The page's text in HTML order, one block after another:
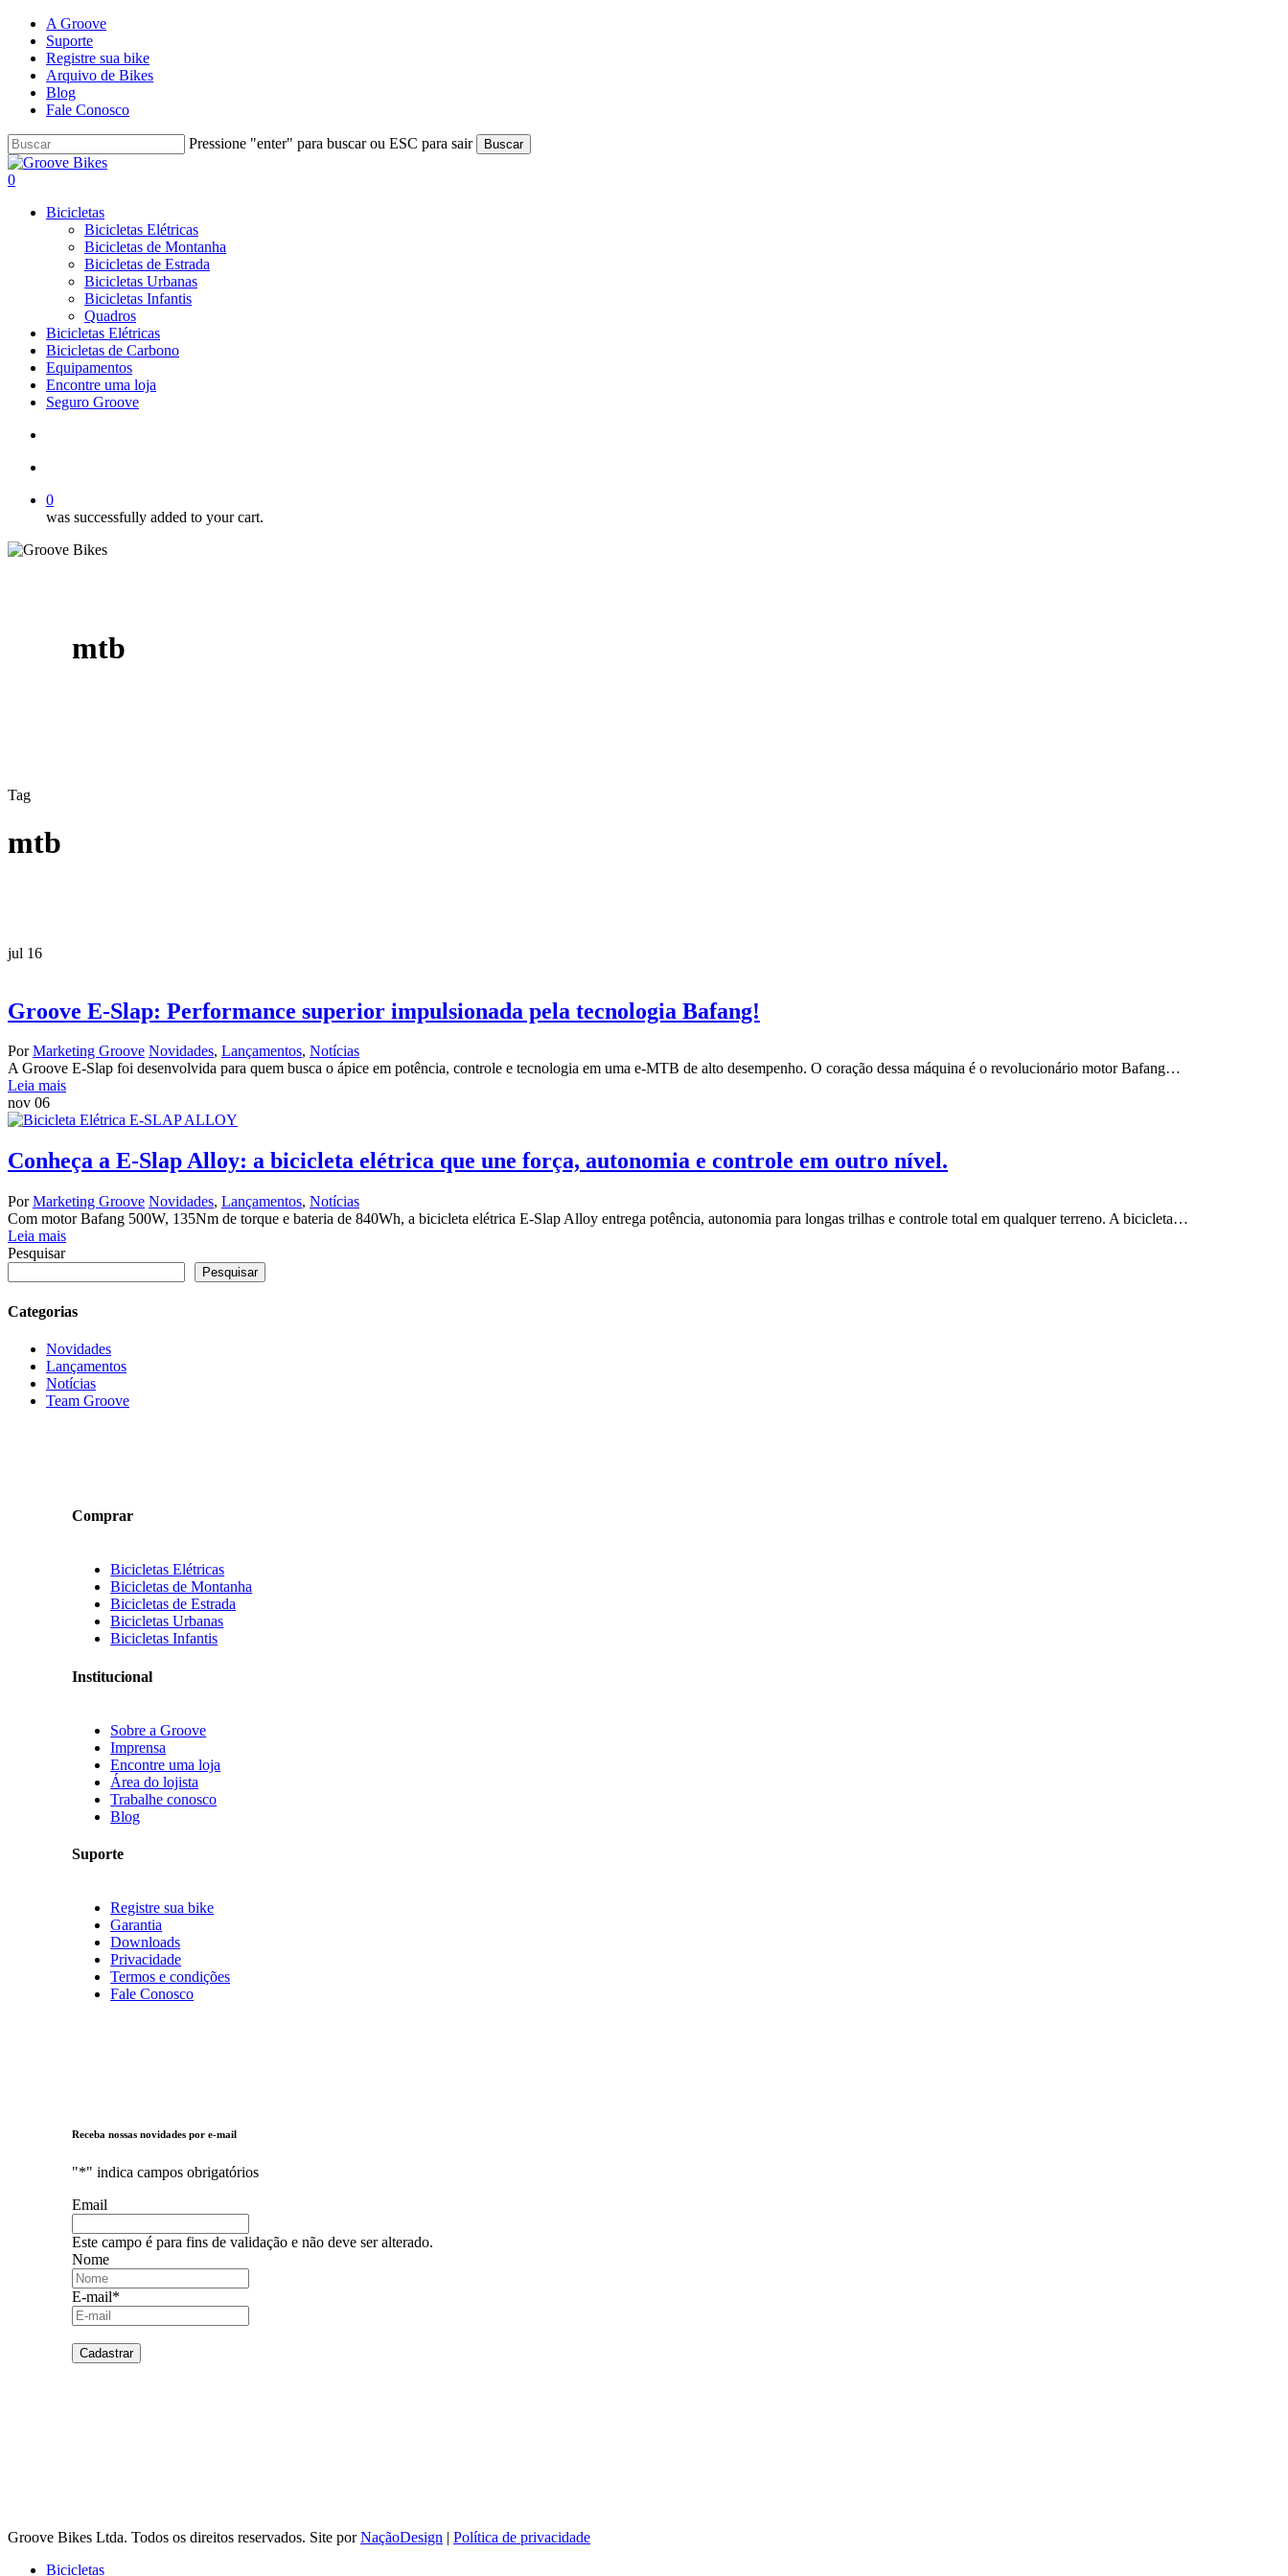
Skip
main
content
A Groove
Suporte
Registre sua bike
Arquivo de Bikes
Blog
Fale Conosco
Pressione "enter" para buscar ou ESC para sair Buscar
Close
Search
Buscar..
account
0
Bicicletas
Bicicletas Elétricas
Bicicletas de Montanha
Bicicletas de Estrada
Bicicletas Urbanas
Bicicletas Infantis
Quadros
Bicicletas Elétricas
Bicicletas de Carbono
Equipamentos
Encontre uma loja
Seguro Groove
0
was successfully added to your cart.
mtb
Tag
mtb
jul 16
Groove E-Slap: Performance superior impulsionada pela tecnologia Bafang!
Por Marketing Groove Novidades, Lançamentos, Notícias
A Groove E-Slap foi desenvolvida para quem busca o ápice em potência, controle e tecnologia em uma e-MTB de alto desempenho. O coração dessa máquina é o revolucionário motor Bafang…
Leia mais
nov 06
Conheça a E-Slap Alloy: a bicicleta elétrica que une força, autonomia e controle em outro nível.
Por Marketing Groove Novidades, Lançamentos, Notícias
Com motor Bafang 500W, 135Nm de torque e bateria de 840Wh, a bicicleta elétrica E-Slap Alloy entrega potência, autonomia para longas trilhas e controle total em qualquer terreno. A bicicleta…
Leia mais
Pesquisar
Pesquisar
Categorias
Novidades
Lançamentos
Notícias
Team Groove
Comprar
Bicicletas Elétricas
Bicicletas de Montanha
Bicicletas de Estrada
Bicicletas Urbanas
Bicicletas Infantis
Institucional
Sobre a Groove
Imprensa
Encontre uma loja
Área do lojista
Trabalhe conosco
Blog
Suporte
Registre sua bike
Garantia
Downloads
Privacidade
Termos e condições
Fale Conosco
Receba nossas novidades por e-mail
"*" indica campos obrigatórios
Email
Este campo é para fins de validação e não deve ser alterado.
Nome
E-mail*
Groove Bikes Ltda. Todos os direitos reservados. Site porNaçãoDesign | Política de privacidade
Close
Bicicletas